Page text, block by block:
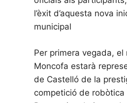
l’èxit d’aquesta nova
municipal
Per primera vegada, el
Moncofa estarà
de Castelló de la
competició de robòtica